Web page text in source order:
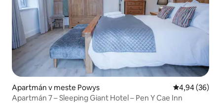
Apartmán v meste Powys Priemerné
4,94 (36)
Apartmán 7 – Sleeping Giant Hotel – Pen Y Cae Inn